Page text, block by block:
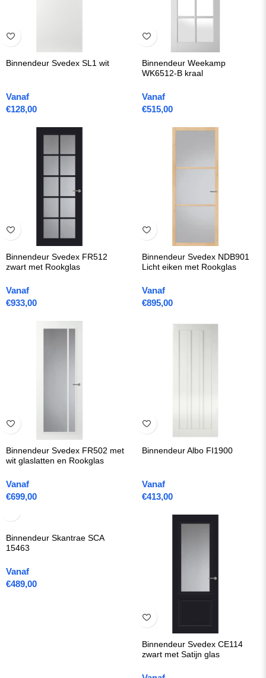
Binnendeur Svedex SL1 wit
Vanaf
€128,00
Binnendeur Weekamp
WK6512-B kraal
Vanaf
€515,00
Binnendeur Svedex FR512
zwart met Rookglas
Vanaf
€933,00
Binnendeur Svedex NDB901
Licht eiken met Rookglas
Vanaf
€895,00
Binnendeur Svedex FR502 met
wit glaslatten en Rookglas
Vanaf
€699,00
Binnendeur Albo FI1900
Vanaf
€413,00
Binnendeur Skantrae SCA
15463
Vanaf
€489,00
Binnendeur Svedex CE114
zwart met Satijn glas